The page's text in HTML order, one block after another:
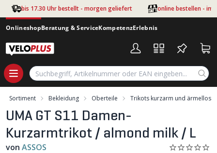
Zum Hauptinhalt springen
bis 17.30 Uhr bestellt - morgen geliefert online bestellen - im
OnlineshopBeratung & ServiceKompetenzErlebnis
Sortiment Bekleidung Oberteile Trikots kurzarm und ärmellos
UMA GT S11 Damen-
Kurzarmtrikot / almond milk / L
von ASSOS